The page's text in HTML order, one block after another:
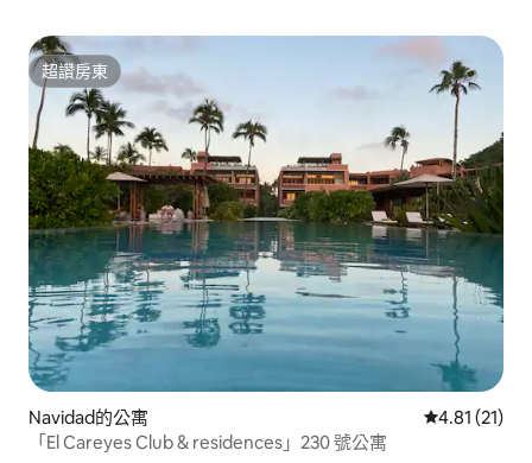
超讚房東
超讚房東
Navidad的公寓 從 21 則評價
4.81 (21)
「El Careyes Club & residences」230 號公寓